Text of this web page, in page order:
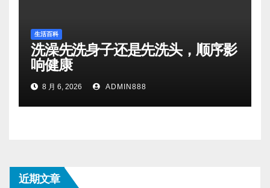
生活百科
洗澡先洗身子还是先洗头，顺序影
响健康
8 月 6, 2026 ADMIN888
近期文章